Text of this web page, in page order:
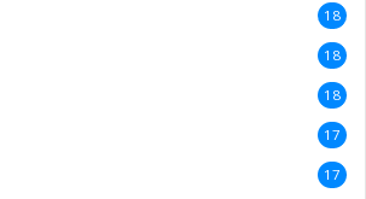
18
18
18
17
17